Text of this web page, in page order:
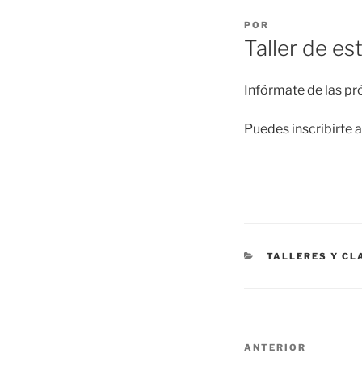
PUBLICADO
EL
POR
Taller de
Infórmate de las
Puedes inscribirte
CATEGORÍAS
TALLERES Y
Navegación
Entrada
ANTERIOR